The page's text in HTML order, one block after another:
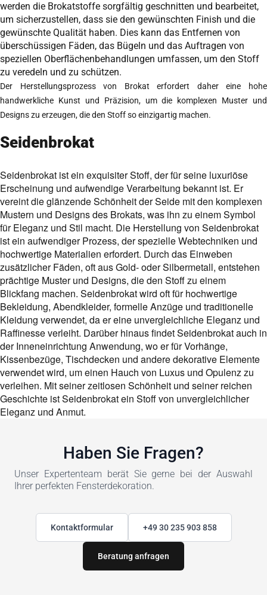
werden die Brokatstoffe sorgfältig geschnitten und bearbeitet,
um sicherzustellen, dass sie den gewünschten Finish und die
gewünschte Qualität haben. Dies kann das Entfernen von
überschüssigen Fäden, das Bügeln und das Auftragen von
speziellen Oberflächenbehandlungen umfassen, um den Stoff
zu veredeln und zu schützen.
Der Herstellungsprozess von Brokat erfordert daher eine hohe
handwerkliche Kunst und Präzision, um die komplexen Muster und
Designs zu erzeugen, die den Stoff so einzigartig machen.
Seidenbrokat
Seidenbrokat ist ein exquisiter Stoff, der für seine luxuriöse
Erscheinung und aufwendige Verarbeitung bekannt ist. Er
vereint die glänzende Schönheit der Seide mit den komplexen
Mustern und Designs des Brokats, was ihn zu einem Symbol
für Eleganz und Stil macht. Die Herstellung von Seidenbrokat
ist ein aufwendiger Prozess, der spezielle Webtechniken und
hochwertige Materialien erfordert. Durch das Einweben
zusätzlicher Fäden, oft aus Gold- oder Silbermetall, entstehen
prächtige Muster und Designs, die den Stoff zu einem
Blickfang machen. Seidenbrokat wird oft für hochwertige
Bekleidung, Abendkleider, formelle Anzüge und traditionelle
Kleidung verwendet, da er eine unvergleichliche Eleganz und
Raffinesse verleiht. Darüber hinaus findet Seidenbrokat auch in
der Inneneinrichtung Anwendung, wo er für Vorhänge,
Kissenbezüge, Tischdecken und andere dekorative Elemente
verwendet wird, um einen Hauch von Luxus und Opulenz zu
verleihen. Mit seiner zeitlosen Schönheit und seiner reichen
Geschichte ist Seidenbrokat ein Stoff von unvergleichlicher
Eleganz und Anmut.
Haben Sie Fragen?
Unser Expertenteam berät Sie gerne bei der Auswahl
Ihrer perfekten Fensterdekoration.
Kontaktformular +49 30 235 903 858
Beratung anfragen